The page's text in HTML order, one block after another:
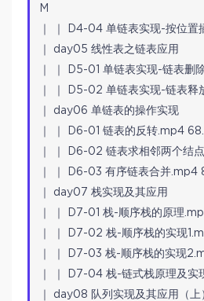
M
｜ ｜ D4-04 单链表实现-按位置
｜ day05 线性表之链表应用
｜ ｜ D5-01 单链表实现-链表删
｜ ｜ D5-02 单链表实现-链表释
｜ day06 单链表的操作实现
｜ ｜ D6-01 链表的反转.mp4
｜ ｜ D6-02 链表求相邻两个结
｜ ｜ D6-03 有序链表合并.mp4
｜ day07 栈实现及其应用
｜ ｜ D7-01 栈-顺序栈的原理
｜ ｜ D7-02 栈-顺序栈的实现
｜ ｜ D7-03 栈-顺序栈的实现
｜ ｜ D7-04 栈-链式栈原理及
｜ day08 队列实现及其应用（上